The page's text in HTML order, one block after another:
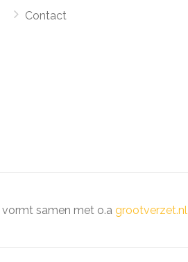
Contact
vormt samen met o.a grootverzet.nl